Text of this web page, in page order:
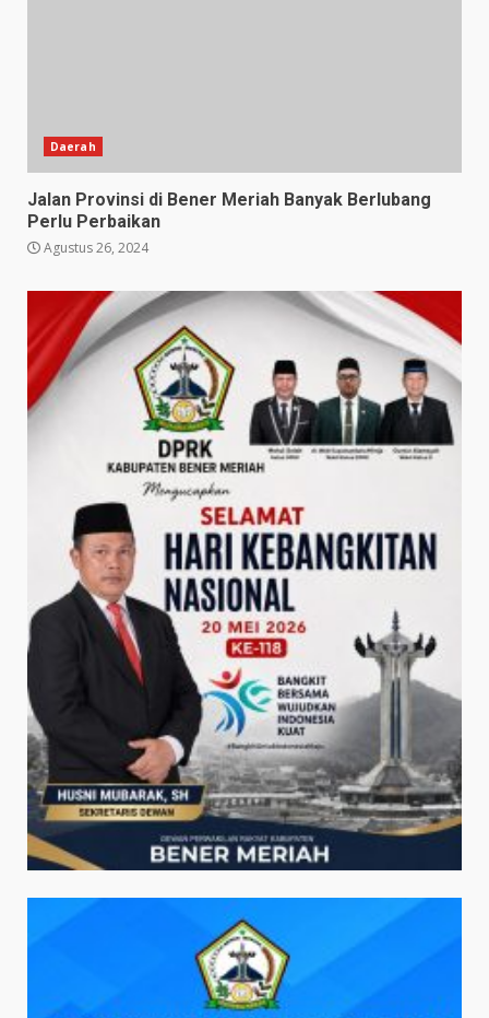
Daerah
Jalan Provinsi di Bener Meriah Banyak Berlubang
Perlu Perbaikan
Agustus 26, 2024